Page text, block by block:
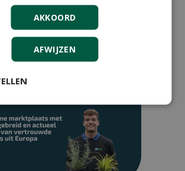
Boomkwekerij op 9 oktober
2026AKKOORD
AFWIJZEN